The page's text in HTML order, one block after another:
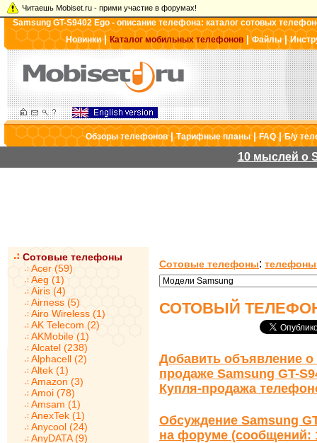
Читаешь Mobiset.ru - прими участие в форумах!
Samsung GT-S9402 Ego - описание телефона: каталог сотовых
Новинки|Каталог мобильных телефонов |Файлы|
Обзоры телефонов|Тарифные планы|FAQ|Б/у
10 мыслей о
Сотовые телефоны
Acer (59)
Aeg (1)
Airis (4)
Airness (5)
Airo Wireless (1)
AK Telecom (2)
AKMobile (1)
Alcatel (238)
Alphacell (2)
Altek (1)
Amazon (3)
Amoi (78)
Amsam (1)
AnexTek (1)
Anycool (24)
AnyDATA (9)
Сотовые телефоны:
СОТОВЫЙ ТЕЛЕФОН
Добавить объявление о
продаже Samsung GT-
Купля-продажа
Обсуждение Samsung
на форуме (сообщений: